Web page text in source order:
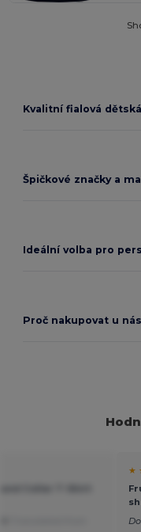
Kvalitní fialová
Špičkové značky a
Ideální volba pro
Proč nakupovat u
★